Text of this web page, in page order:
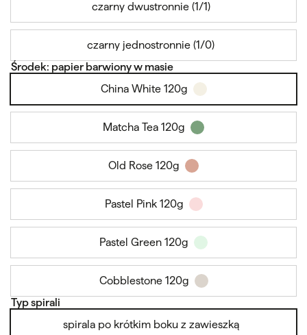
czarny dwustronnie (1/1)
czarny jednostronnie (1/0)
Środek: papier barwiony w masie
China White 120g
Matcha Tea 120g
Old Rose 120g
Pastel Pink 120g
Pastel Green 120g
Cobblestone 120g
Typ spirali
spirala po krótkim boku z zawieszką